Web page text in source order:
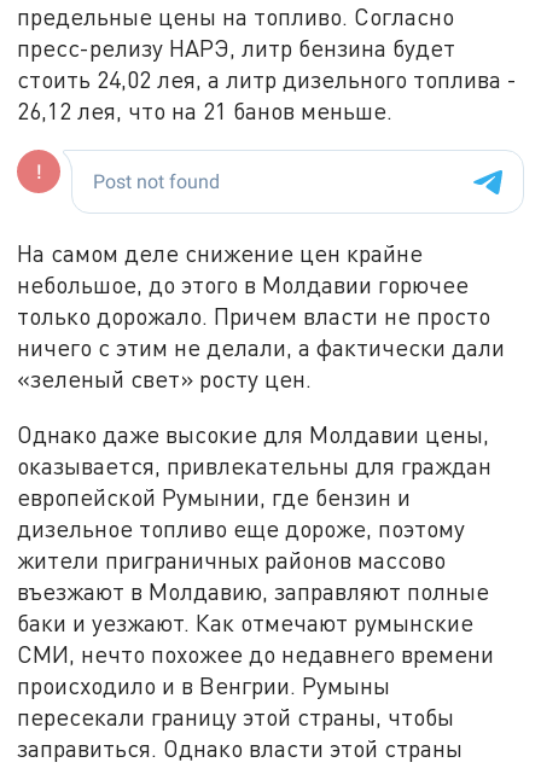
предельные цены на топливо. Согласно
пресс-релизу НАРЭ, литр бензина будет
стоить 24,02 лея, а литр дизельного топлива -
26,12 лея, что на 21 банов меньше.
На самом деле снижение цен крайне
небольшое, до этого в Молдавии горючее
только дорожало. Причем власти не просто
ничего с этим не делали, а фактически дали
«зеленый свет» росту цен.
Однако даже высокие для Молдавии цены,
оказывается, привлекательны для граждан
европейской Румынии, где бензин и
дизельное топливо еще дороже, поэтому
жители приграничных районов массово
въезжают в Молдавию, заправляют полные
баки и уезжают. Как отмечают румынские
СМИ, нечто похожее до недавнего времени
происходило и в Венгрии. Румыны
пересекали границу этой страны, чтобы
заправиться. Однако власти этой страны